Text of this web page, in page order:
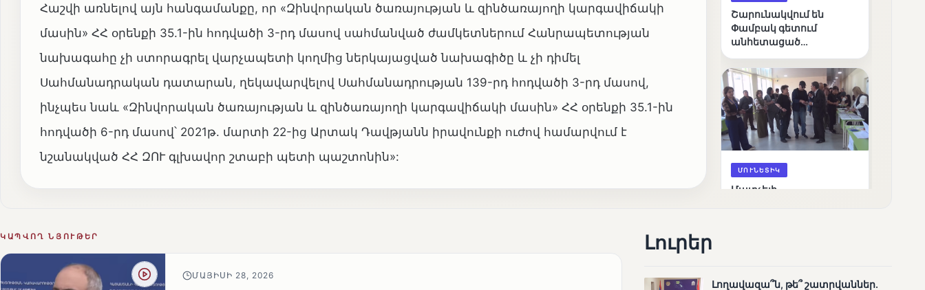
Հաշվի առնելով այն հանգամանքը, որ «Զինվորական ծառայության և զինծառայողի կարգավիճակի
մասին» ՀՀ օրենքի 35.1-ին հոդվածի 3-րդ մասով սահմանված ժամկետներում Հանրապետության
նախագահը չի ստորագրել վարչապետի կողմից ներկայացված նախագիծը և չի դիմել
Սահմանադրական դատարան, ղեկավարվելով Սահմանադրության 139-րդ հոդվածի 3-րդ մասով,
ինչպես նաև «Զինվորական ծառայության և զինծառայողի կարգավիճակի մասին» ՀՀ օրենքի 35.1-ին
հոդվածի 6-րդ մասով՝ 2021թ. մարտի 22-ից Արտակ Դավթյանն իրավունքի ուժով համարվում է
նշանակված ՀՀ ԶՈՒ գլխավոր շտաբի պետի պաշտոնին»:
Շարունակվում են
Փամբակ գետում
անհետացած
որոնողական
աշխատանքները
ՄՈՒՆԵՏԻԿ
Մատչելի
ԿԱՊՎՈՂ ՆՅՈՒԹԵՐ
ՄԱՅԻՍԻ 28, 2026
Լուրեր
Լողավազա՞ն, թե՞ շատրվաններ.